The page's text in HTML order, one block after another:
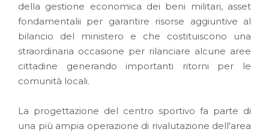
della gestione economica dei beni militari, asset
fondamentalii per garantire risorse aggiuntive al
bilancio del ministero e che costituiscono una
straordinaria occasione per rilanciare alcune aree
cittadine generando importanti ritorni per le
comunità locali.
La progettazione del centro sportivo fa parte di
una più ampia operazione di rivalutazione dell'area